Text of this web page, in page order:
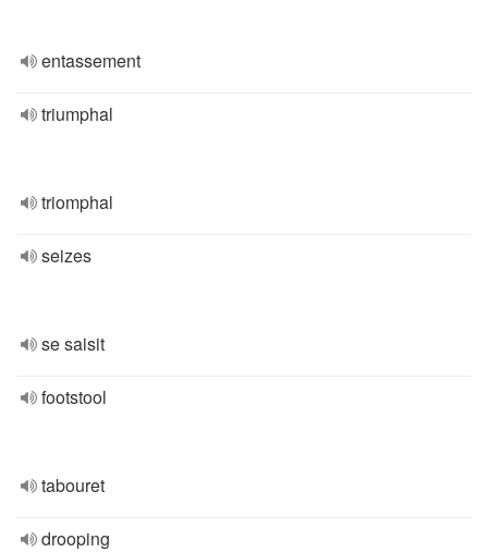
entassement
triumphal
triomphal
seizes
se saisit
footstool
tabouret
drooping